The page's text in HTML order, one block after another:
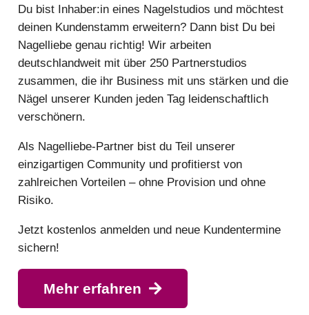
Du bist Inhaber:in eines Nagelstudios und möchtest
deinen Kundenstamm erweitern? Dann bist Du bei
Nagelliebe genau richtig! Wir arbeiten
deutschlandweit mit über 250 Partnerstudios
zusammen, die ihr Business mit uns stärken und die
Nägel unserer Kunden jeden Tag leidenschaftlich
verschönern.
Als Nagelliebe-Partner bist du Teil unserer
einzigartigen Community und profitierst von
zahlreichen Vorteilen – ohne Provision und ohne
Risiko.
Jetzt kostenlos anmelden und neue Kundentermine
sichern!
Mehr erfahren